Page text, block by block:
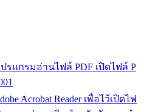
ปรแกรมอ่านไฟล์ PDF เปิดไฟล์ P
Acrobat Reader เพื่อไว้เปิดไฟ